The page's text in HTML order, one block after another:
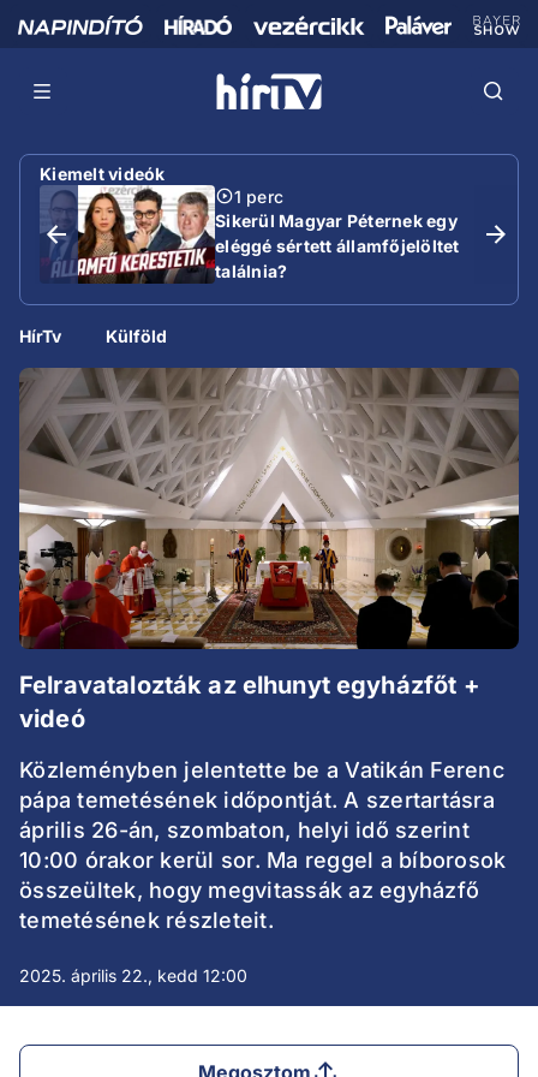
Kiemelt videók
1 perc
Sikerül Magyar Péternek egy
eléggé sértett államfőjelöltet
találnia?
HírTv Külföld
Felravatalozták az elhunyt egyházfőt +
videó
Közleményben jelentette be a Vatikán Ferenc
pápa temetésének időpontját. A szertartásra
április 26-án, szombaton, helyi idő szerint
10:00 órakor kerül sor. Ma reggel a bíborosok
összeültek, hogy megvitassák az egyházfő
temetésének részleteit.
2025. április 22., kedd 12:00